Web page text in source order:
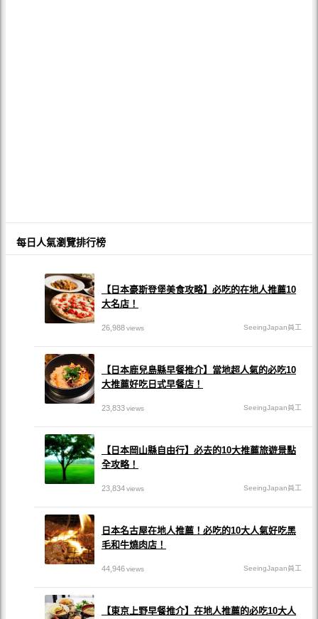
每日人氣瀏覽排行榜
【日本豪斯登堡美食攻略】必吃的在地人推薦10
大名店！
26,988views SeeingJapan員工
【日本鹿兒島縣早餐推介】當地超人氣的必吃10
大推薦好吃日式早餐店！
23,833views SeeingJapan員工
【日本岡山縣自由行】必去的10大推薦旅遊景點
全攻略！
23,834views SeeingJapan員工
日本名古屋在地人推薦！必吃的10大人氣好吃黑
毛和牛燒肉店！
44,946views SeeingJapan員工
【東京上野早餐推介】在地人推薦的必吃10大人